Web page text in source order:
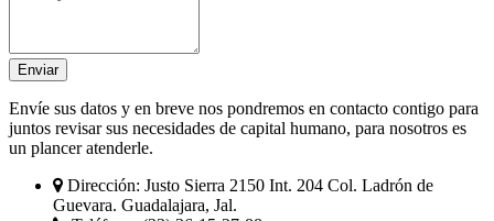
Enviar
Envíe sus datos y en breve nos pondremos en contacto contigo para
juntos revisar sus necesidades de capital humano, para nosotros es
un plancer atenderle.
Dirección: Justo Sierra 2150 Int. 204 Col. Ladrón de
Guevara. Guadalajara, Jal.